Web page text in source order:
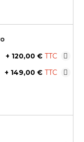
+ 120,00 €
+ 149,00 €